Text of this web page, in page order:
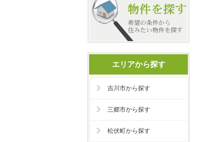
エリアから探す
吉川市から探す
三郷市から探す
松伏町から探す